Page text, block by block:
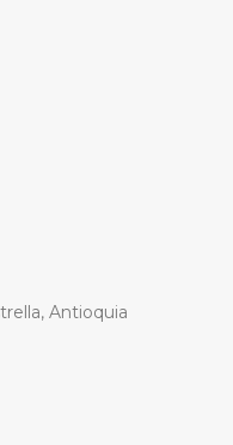
Antioquia